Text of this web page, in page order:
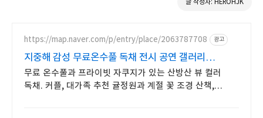
https://map.naver.com/p/entry/place/2063787708 광고
지중해 감성 무료온수풀 독채 전시 공연 갤러리
문화공간
무료 온수풀과 프라이빗 자쿠지가 있는 산방산 뷰 컬러
독채. 커플, 대가족 추천 귤정원과 계절 꽃 조경 산책,